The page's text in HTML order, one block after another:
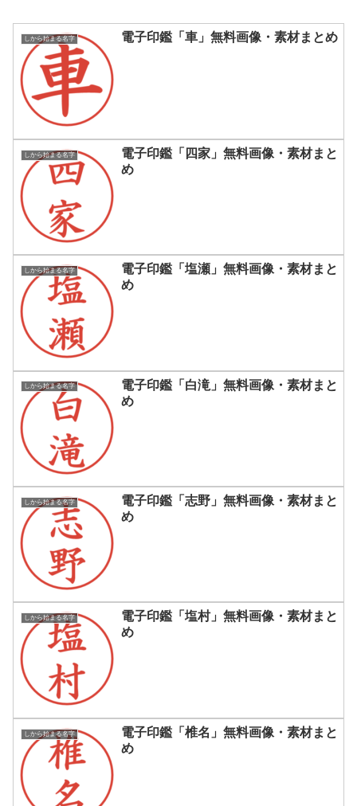
しから始まる名字 電子印鑑「車」無料画像・素材まとめ
しから始まる名字
電子印鑑「四家」無料画像・素材まと
め
しから始まる名字
電子印鑑「塩瀬」無料画像・素材まと
め
しから始まる名字
電子印鑑「白滝」無料画像・素材まと
め
しから始まる名字
電子印鑑「志野」無料画像・素材まと
め
しから始まる名字
電子印鑑「塩村」無料画像・素材まと
め
しから始まる名字
電子印鑑「椎名」無料画像・素材まと
め